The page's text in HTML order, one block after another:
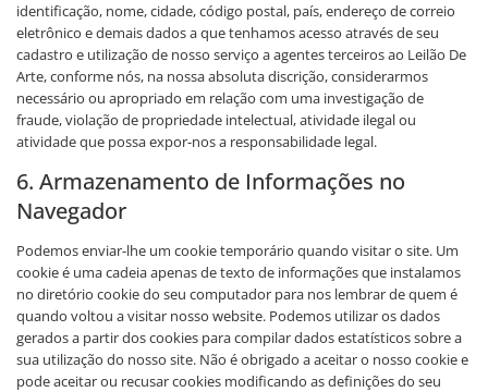
identificação, nome, cidade, código postal, país, endereço de correio
eletrônico e demais dados a que tenhamos acesso através de seu
cadastro e utilização de nosso serviço a agentes terceiros ao Leilão De
Arte, conforme nós, na nossa absoluta discrição, considerarmos
necessário ou apropriado em relação com uma investigação de
fraude, violação de propriedade intelectual, atividade ilegal ou
atividade que possa expor-nos a responsabilidade legal.
6. Armazenamento de Informações no
Navegador
Podemos enviar-lhe um cookie temporário quando visitar o site. Um
cookie é uma cadeia apenas de texto de informações que instalamos
no diretório cookie do seu computador para nos lembrar de quem é
quando voltou a visitar nosso website. Podemos utilizar os dados
gerados a partir dos cookies para compilar dados estatísticos sobre a
sua utilização do nosso site. Não é obrigado a aceitar o nosso cookie e
pode aceitar ou recusar cookies modificando as definições do seu